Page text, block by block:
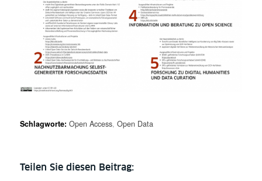
Schlagworte: Open Access, Open Data